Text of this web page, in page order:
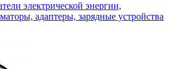
электрической энергии,
адаптеры, зарядные устройства